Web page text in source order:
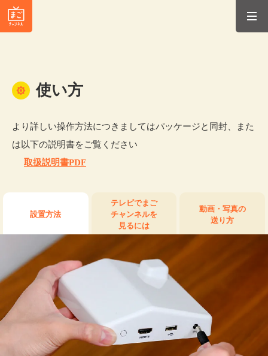
使い方
より詳しい操作方法につきましてはパッケージと同封、また
は以下の説明書をご覧ください
取扱説明書PDF
設置方法
テレビでまご
チャンネルを
見るには
動画・写真の
送り方